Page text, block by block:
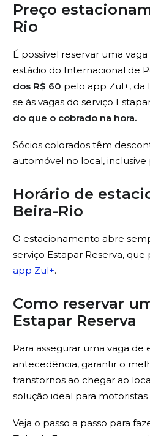
Preço
Rio
É possível reservar uma
estádio do Internacional de
dos R$ 60 pelo app Zul+, da
se às vagas do serviço
do que o cobrado na hora.
Sócios colorados têm
automóvel no local, inclusive
Horário de
Beira-Rio
O estacionamento abre
serviço Estapar Reserva,
app Zul+.
Como reservar
Estapar Reserva
Para assegurar uma vaga
antecedência, garantir o
transtornos ao chegar ao
solução ideal para
Veja o passo a passo para